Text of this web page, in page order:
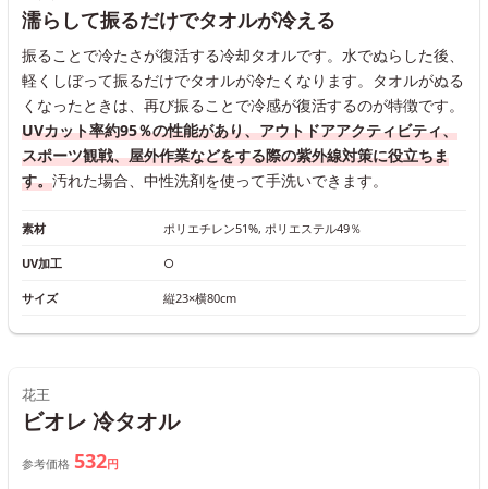
濡らして振るだけでタオルが冷える
振ることで冷たさが復活する冷却タオルです。水でぬらした後、
軽くしぼって振るだけでタオルが冷たくなります。タオルがぬる
くなったときは、再び振ることで冷感が復活するのが特徴です。
UVカット率約95％の性能があり、アウトドアアクティビティ、
スポーツ観戦、屋外作業などをする際の紫外線対策に役立ちま
す。汚れた場合、中性洗剤を使って手洗いできます。
素材 ポリエチレン51%, ポリエステル49％
UV加工 ○
サイズ 縦23×横80cm
花王
ビオレ 冷タオル
参考価格 532円